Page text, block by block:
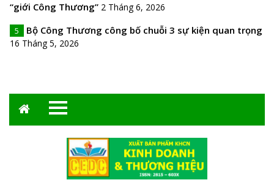
“giới Công Thương” 2 Tháng 6, 2026
5 Bộ Công Thương công bố chuỗi 3 sự kiện quan trọng
16 Tháng 5, 2026